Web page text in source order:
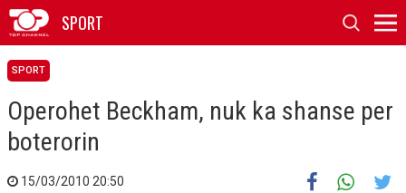
SPORT
SPORT
Operohet Beckham, nuk ka shanse per
boterorin
15/03/2010 20:50